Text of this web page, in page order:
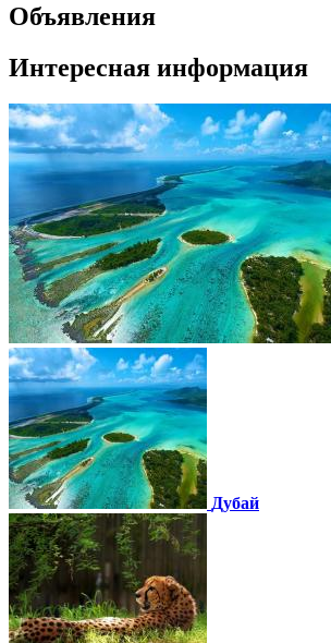
Объявления
Интересная информация
Дубай